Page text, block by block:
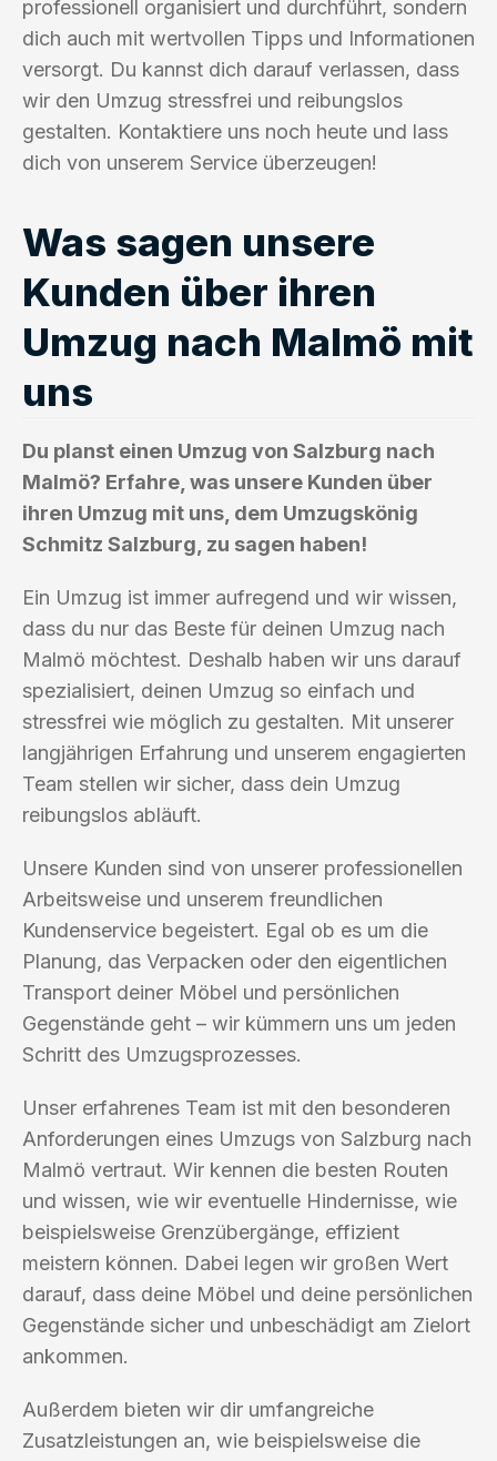
professionell organisiert und durchführt, sondern
dich auch mit wertvollen Tipps und Informationen
versorgt. Du kannst dich darauf verlassen, dass
wir den Umzug stressfrei und reibungslos
gestalten. Kontaktiere uns noch heute und lass
dich von unserem Service überzeugen!
Was sagen unsere
Kunden über ihren
Umzug nach Malmö mit
uns
Du planst einen Umzug von Salzburg nach
Malmö? Erfahre, was unsere Kunden über
ihren Umzug mit uns, dem Umzugskönig
Schmitz Salzburg, zu sagen haben!
Ein Umzug ist immer aufregend und wir wissen,
dass du nur das Beste für deinen Umzug nach
Malmö möchtest. Deshalb haben wir uns darauf
spezialisiert, deinen Umzug so einfach und
stressfrei wie möglich zu gestalten. Mit unserer
langjährigen Erfahrung und unserem engagierten
Team stellen wir sicher, dass dein Umzug
reibungslos abläuft.
Unsere Kunden sind von unserer professionellen
Arbeitsweise und unserem freundlichen
Kundenservice begeistert. Egal ob es um die
Planung, das Verpacken oder den eigentlichen
Transport deiner Möbel und persönlichen
Gegenstände geht – wir kümmern uns um jeden
Schritt des Umzugsprozesses.
Unser erfahrenes Team ist mit den besonderen
Anforderungen eines Umzugs von Salzburg nach
Malmö vertraut. Wir kennen die besten Routen
und wissen, wie wir eventuelle Hindernisse, wie
beispielsweise Grenzübergänge, effizient
meistern können. Dabei legen wir großen Wert
darauf, dass deine Möbel und deine persönlichen
Gegenstände sicher und unbeschädigt am Zielort
ankommen.
Außerdem bieten wir dir umfangreiche
Zusatzleistungen an, wie beispielsweise die